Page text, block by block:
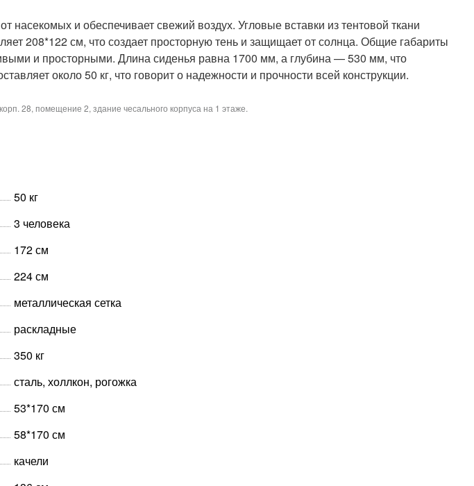
и обеспечивает свежий воздух. Угловые вставки из тентовой ткани
208*122 см, что создает просторную тень и защищает от солнца. Общие габариты
и просторными. Длина сиденья равна 1700 мм, а глубина — 530 мм, что
около 50 кг, что говорит о надежности и прочности всей конструкции.
28, помещение 2, здание чесального корпуса на 1 этаже.
50 кг
3 человека
172 см
224 см
металлическая сетка
раскладные
350 кг
сталь, холлкон, рогожка
53*170 см
58*170 см
качели